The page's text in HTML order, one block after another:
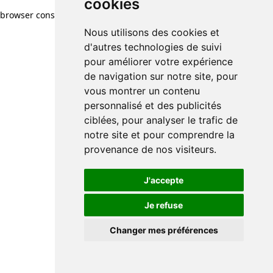
cookies
Nous utilisons des cookies et
d'autres technologies de suivi
pour améliorer votre expérience
de navigation sur notre site, pour
vous montrer un contenu
personnalisé et des publicités
ciblées, pour analyser le trafic de
notre site et pour comprendre la
provenance de nos visiteurs.
J'accepte
Je refuse
Changer mes préférences
browser console for more information)